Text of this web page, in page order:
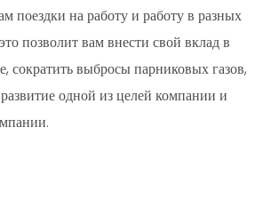
поездки на работу и работу в разных
позволит вам внести свой вклад в
сократить выбросы парниковых газов,
одной из целей компании и